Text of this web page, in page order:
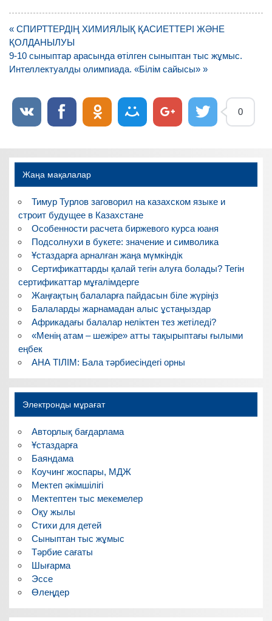
Навигация
по
записям
« СПИРТТЕРДІҢ ХИМИЯЛЫҚ ҚАСИЕТТЕРІ ЖӘНЕ
ҚОЛДАНЫЛУЫ
9-10 сыныптар арасында өтілген сыныптан тыс жұмыс.
Интеллектуалды олимпиада. «Білім сайысы» »
0
Жаңа мақалалар
Тимур Турлов заговорил на казахском языке и
строит будущее в Казахстане
Особенности расчета биржевого курса юаня
Подсолнухи в букете: значение и символика
Ұстаздарға арналған жаңа мүмкіндік
Сертификаттарды қалай тегін алуға болады? Тегін
сертификаттар мұғалімдерге
Жаңғақтың балаларға пайдасын біле жүріңіз
Балаларды жарнамадан алыс ұстаңыздар
Африкадағы балалар неліктен тез жетіледі?
«Менің атам – шежіре» атты тақырыптағы ғылыми
еңбек
АНА ТІЛІМ: Бала тәрбиесіндегі орны
Электронды мұрағат
Авторлық бағдарлама
Ұстаздарға
Баяндама
Коучинг жоспары, МДЖ
Мектеп әкімшілігі
Мектептен тыс мекемелер
Оқу жылы
Стихи для детей
Сыныптан тыс жұмыс
Тәрбие сағаты
Шығарма
Эссе
Өлеңдер